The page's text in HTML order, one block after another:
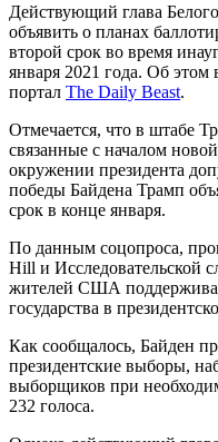
Действующий глава
объявить о планах
второй срок во время
января 2021 года. Об этом
портал The Daily Beast.
Отмечается, что в штабе
связанные с началом
окружении президента
победы Байдена Трамп
срок в конце января.
По данным соцопроса,
Hill и Исследовательской
жителей США
государства в
Как сообщалось, Байден
президентские выборы,
выборщиков при
232 голоса.